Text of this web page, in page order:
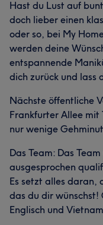
Hast du Lust auf
doch lieber einen
oder so, bei My
werden deine
entspannende
dich zurück und lass
Nächste öffentliche
Frankfurter Allee mit
nur wenige
Das Team: Das
ausgesprochen
Es setzt alles daran,
das du dir wünschst!
Englisch und